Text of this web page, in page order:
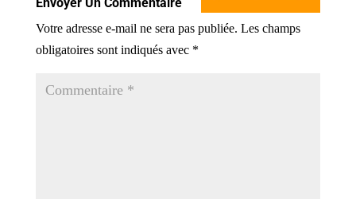
Votre adresse e-mail ne sera pas publiée. Les champs
obligatoires sont indiqués avec *